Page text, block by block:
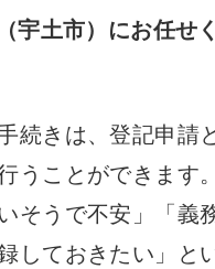
宇土市）にお任せ
続きは、登記申請
うことができます
そうで不安」「義
しておきたい」と